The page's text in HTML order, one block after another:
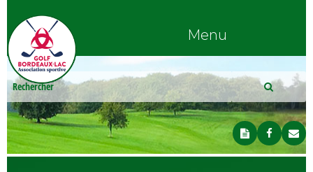
Menu